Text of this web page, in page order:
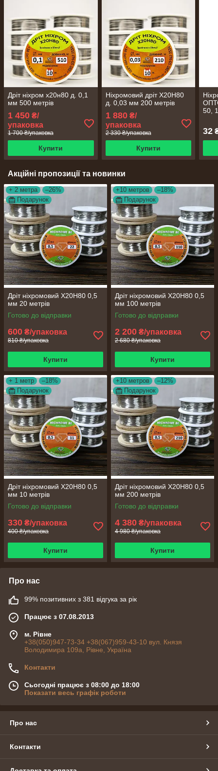
Дріт ніхром х20н80 д. 0,1
мм 500 метрів
1 450 ₴/
упаковка
1 700 ₴/упаковка
Купити
Ніхромовий дріт Х20Н80
д. 0,03 мм 200 метрів
1 880₴/
упаковка
2 330 ₴/упаковка
Купити
50,
32
Акційні пропозиції та новинки
+ 2 метра
–26%
Подарунок
Дріт ніхромовий Х20Н80 0,5
мм 20 метрів
Готово до відправки
600 ₴/упаковка
810 ₴/упаковка
Купити
+10 метров
–18%
Подарунок
Дріт ніхромовий Х20Н80 0,5
мм 100 метрів
Готово до відправки
2 200 ₴/упаковка
2 680 ₴/упаковка
Купити
+ 1 метр
–18%
Подарунок
Дріт ніхромовий Х20Н80 0,5
мм 10 метрів
Готово до відправки
330 ₴/упаковка
400 ₴/упаковка
Купити
+10 метров
–12%
Подарунок
Дріт ніхромовий Х20Н80 0,5
мм 200 метрів
Готово до відправки
4 380 ₴/упаковка
4 980 ₴/упаковка
Купити
Про нас
99% позитивних з 381 відгука за рік
Працює з 07.08.2013
м. Рівне
+38(050)947-73-34 +38(067)959-43-10 вул. Князя
Володимира 109а, Рівне, Україна
Контакти
Сьогодні працює з 08:00 до 18:00
Показати весь графік роботи
Про нас
Контакти